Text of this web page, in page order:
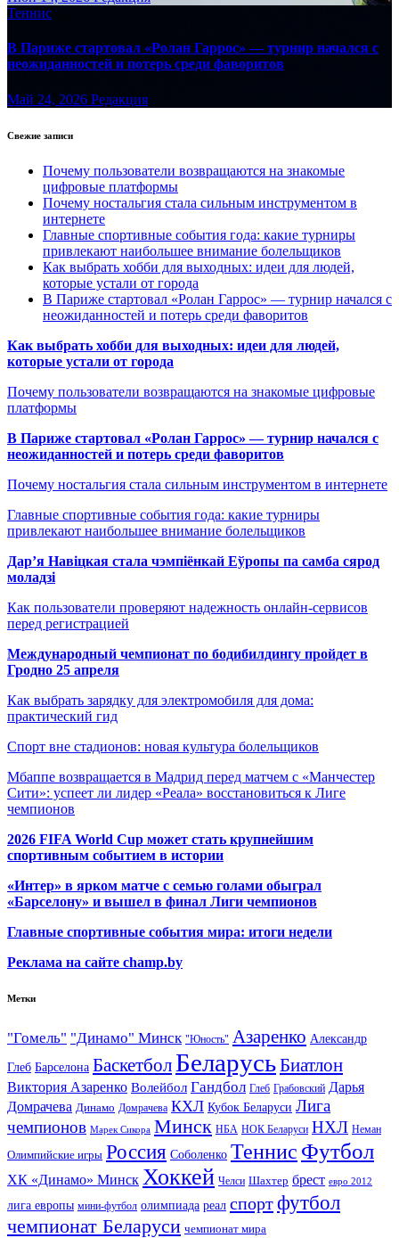
Теннис
В Париже стартовал «Ролан Гаррос» — турнир начался с
неожиданностей и потерь среди фаворитов
Май 24, 2026 Редакция
Свежие записи
Почему пользователи возвращаются на знакомые
цифровые платформы
Почему ностальгия стала сильным инструментом в
интернете
Главные спортивные события года: какие турниры
привлекают наибольшее внимание болельщиков
Как выбрать хобби для выходных: идеи для людей,
которые устали от города
В Париже стартовал «Ролан Гаррос» — турнир начался с
неожиданностей и потерь среди фаворитов
Как выбрать хобби для выходных: идеи для людей,
которые устали от города
Почему пользователи возвращаются на знакомые цифровые
платформы
В Париже стартовал «Ролан Гаррос» — турнир начался с
неожиданностей и потерь среди фаворитов
Почему ностальгия стала сильным инструментом в интернете
Главные спортивные события года: какие турниры
привлекают наибольшее внимание болельщиков
Дар’я Навіцкая стала чэмпіёнкай Еўропы па самба сярод
моладзі
Как пользователи проверяют надежность онлайн-сервисов
перед регистрацией
Международный чемпионат по бодибилдингу пройдет в
Гродно 25 апреля
Как выбрать зарядку для электромобиля для дома:
практический гид
Спорт вне стадионов: новая культура болельщиков
Мбаппе возвращается в Мадрид перед матчем с «Манчестер
Сити»: успеет ли лидер «Реала» восстановиться к Лиге
чемпионов
2026 FIFA World Cup может стать крупнейшим
спортивным событием в истории
«Интер» в ярком матче с семью голами обыграл
«Барселону» и вышел в финал Лиги чемпионов
Главные спортивные события мира: итоги недели
Реклама на сайте champ.by
Метки
"Гомель" "Динамо" Минск "Юность" Азаренко Александр
Глеб Барселона Баскетбол БеларусьБиатлон
Виктория Азаренко Волейбол Гандбол Глеб Грабовский Дарья
Домрачева Динамо Домрачева КХЛ Кубок Беларуси Лига
чемпионов Марек Сикора Минск НБА НОК Беларуси НХЛ Неман
Олимпийские игры Россия Соболенко Теннис Футбол
ХК «Динамо» Минск Хоккей Челси Шахтер брест евро 2012
лига европы мини-футбол олимпиада реал спортфутбол
чемпионат Беларуси чемпионат мира